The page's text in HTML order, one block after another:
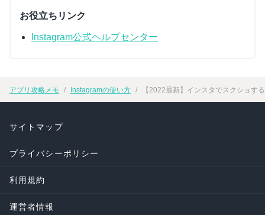
お役立ちリンク
Instagram公式ヘルプセンター
アプリ攻略メモ Instagramの使い方 【2022最新】インスタでスクショす
サイトマップ
プライバシーポリシー
利用規約
運営者情報